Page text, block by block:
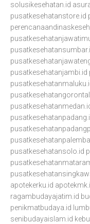
solusikesehatan.id
pusatkesehatanstore.id
pusatkesehatanjambi.id
pusatkesehatansolo.id
apotekerku.id
ragambudayajatim.id
penikmatbudaya.id
senibudayaislam.id